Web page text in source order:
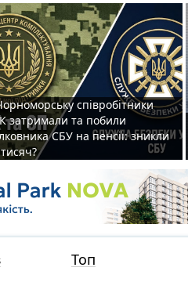
співробітники
затримали та побили
СБУ на пенсії: зникли
Топ